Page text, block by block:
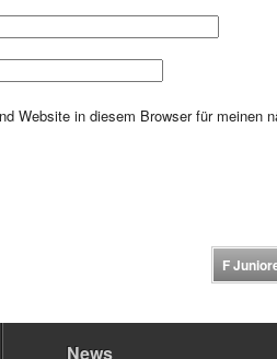
Website in diesem Browser für meinen
F
News